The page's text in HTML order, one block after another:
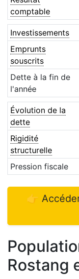
comptable
Investissements
Emprunts
souscrits
Dette à la fin de
l'année
Évolution de la
dette
Rigidité
structurelle
Pression fiscale
👉
Rostang